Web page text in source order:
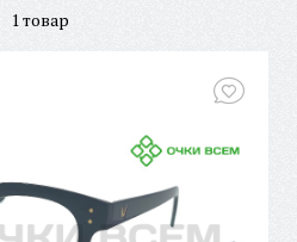
1 товар